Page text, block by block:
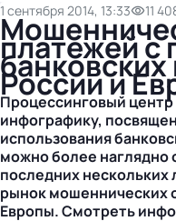
1 сентября 2014, 13:33 11
платежей
банковских
России и
Процессинговый
инфографику,
использования
можно более наглядно
последних нескольких
рынок мошеннических
Европы. Смотреть